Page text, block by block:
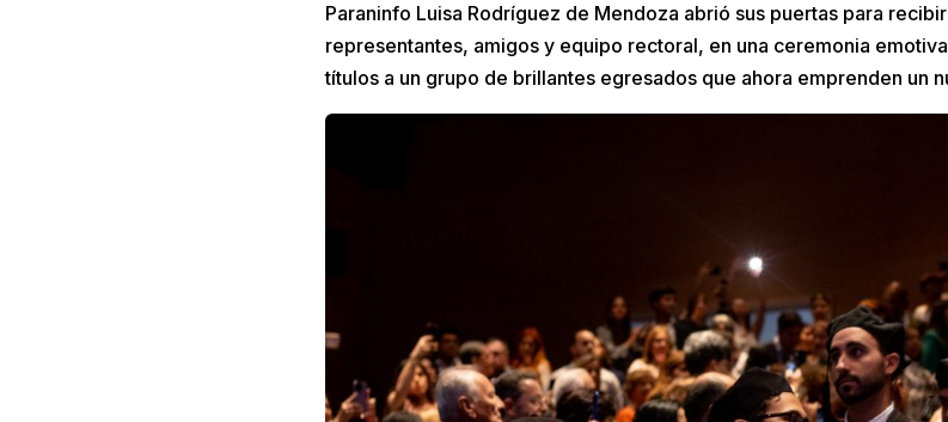
Paraninfo Luisa Rodríguez de Mendoza abrió sus puertas para
representantes, amigos y equipo rectoral, en una ceremonia
títulos a un grupo de brillantes egresados que ahora emprenden un